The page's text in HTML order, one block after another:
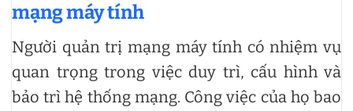
mạng máy tính
Người quản trị mạng máy tính có nhiệm vụ
quan trọng trong việc duy trì, cấu hình và
bảo trì hệ thống mạng. Công việc của họ bao